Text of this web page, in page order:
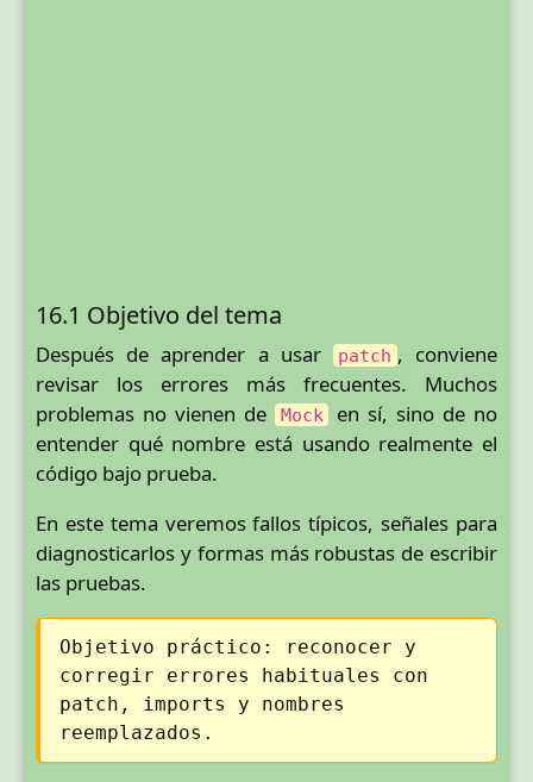
16.1 Objetivo del tema
Después de aprender a usar patch , conviene
revisar los errores más frecuentes. Muchos
problemas no vienen de Mock en sí, sino de no
entender qué nombre está usando realmente el
código bajo prueba.
En este tema veremos fallos típicos, señales para
diagnosticarlos y formas más robustas de escribir
las pruebas.
Objetivo práctico: reconocer y
corregir errores habituales con
patch, imports y nombres
reemplazados.